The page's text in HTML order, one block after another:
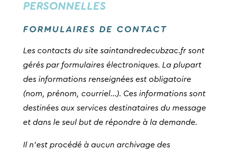
PERSONNELLES
FORMULAIRES DE CONTACT
Les contacts du site saintandredecubzac.fr sont
gérés par formulaires électroniques. La plupart
des informations renseignées est obligatoire
(nom, prénom, courriel…). Ces informations sont
destinées aux services destinataires du message
et dans le seul but de répondre à la demande.
Il n’est procédé à aucun archivage des